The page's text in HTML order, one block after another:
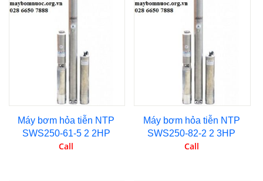
Máy bơm hỏa tiễn NTP
SWS250-61-5 2 2HP
Call
Máy bơm hỏa tiễn NTP
SWS250-82-2 2 3HP
Call